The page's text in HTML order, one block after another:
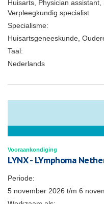
Huisarts, Physician
Verpleegkundig specialist
Specialisme:
Huisartsgeneeskunde,
Taal:
Nederlands
Vooraankondiging
LYNX - LYmphoma
Periode:
5 november 2026 t/m 6